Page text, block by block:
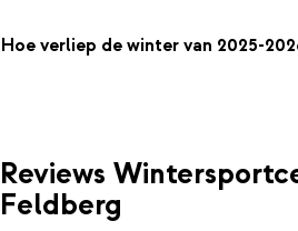
Hoe verliep de winter van 2025-
Reviews
Feldberg